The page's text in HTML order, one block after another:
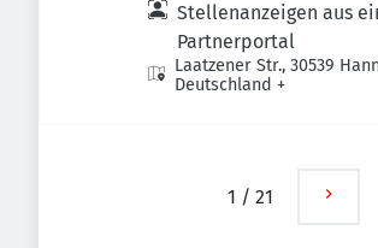
Stellenanzeigen aus
Partnerportal
Laatzener Str., 30539
Deutschland +
1 / 21